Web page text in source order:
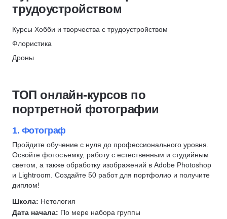
Режиссура
Шахматы
Реставрация
Флористика
Звукозапись
Обработка изображений
Музыка
Курсы по нейронным сетям
Чтение
Игра на музыкальных инструментах и вокал
Игра на фортепиано
Игра на гитаре
Макраме
трудоустройством
Курсы Хобби и творчества с трудоустройством
Флористика
Дроны
Редактура текстов
Видеомонтаж
Телеведущий
Саунд-дизайн
Журналистика
Пилотирование дронов
Декоратор
Текстильный декор
ТОП онлайн-курсов по
портретной фотографии
1. Фотограф
Пройдите обучение с нуля до профессионального уровня.
Освойте фотосъемку, работу с естественным и студийным
светом, а также обработку изображений в Adobe Photoshop
и Lightroom. Создайте 50 работ для портфолио и получите
диплом!
Школа: Нетология
Дата начала: По мере набора группы